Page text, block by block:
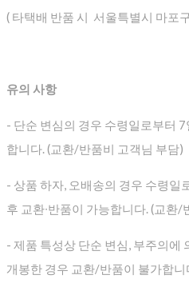
( 타택배 반품 시 서울특별시 마포
유의 사항
- 단순 변심의 경우 수령일로부터
합니다. (교환/반품비 고객님 부담)
- 상품 하자, 오배송의 경우 수령일
후 교환∙반품이 가능합니다. (교환/
- 제품 특성상 단순 변심, 부주의에
개봉한 경우 교환/반품이 불가합니